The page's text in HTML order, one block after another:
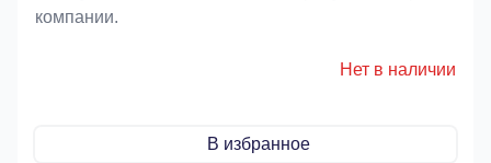
компании.
Нет в наличии
В избранное